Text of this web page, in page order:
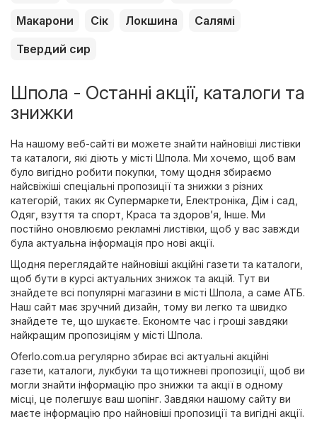
Макарони
Сік Локшина
Салямі
Твердий сир
Шпола - Останні акції, каталоги та
знижки
На нашому веб-сайті ви можете знайти найновіші листівки
та каталоги, які діють у місті Шпола. Ми хочемо, щоб вам
було вигідно робити покупки, тому щодня збираємо
найсвіжіші спеціальні пропозиції та знижки з різних
категорій, таких як Супермаркети Електроніка Дім і сад
Одяг, взуття та спорт Краса та здоров’я Інше. Ми
постійно оновлюємо рекламні листівки, щоб у вас завжди
була актуальна інформація про нові акції.
Щодня переглядайте найновіші акційні газети та каталоги,
щоб бути в курсі актуальних знижок та акцій. Тут ви
знайдете всі популярні магазини в місті Шпола, а саме АТБ.
Наш сайт має зручний дизайн, тому ви легко та швидко
знайдете те, що шукаєте. Економте час і гроші завдяки
найкращим пропозиціям у місті Шпола.
Oferlo.com.ua регулярно збирає всі актуальні акційні
газети, каталоги, лукбуки та щотижневі пропозиції, щоб ви
могли знайти інформацію про знижки та акції в одному
місці, це полегшує ваш шопінг. Завдяки нашому сайту ви
маєте інформацію про найновіші пропозиції та вигідні акції.